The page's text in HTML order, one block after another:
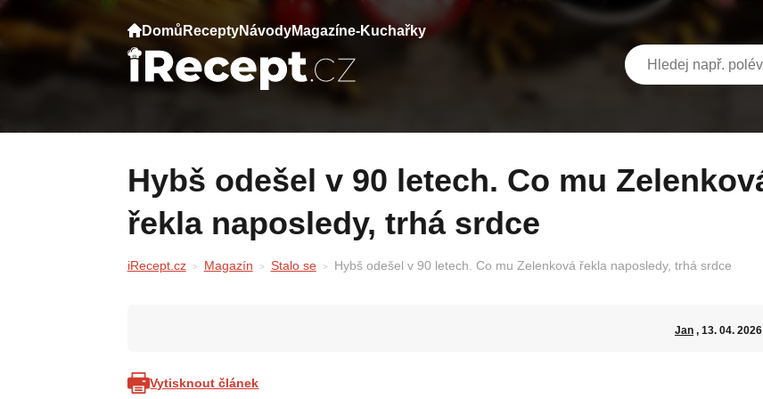
Domů ReceptyNávodyMagazíne-Kuchařky
Hybš odešel v 90 letech. Co mu Zelenková
řekla naposledy, trhá srdce
iRecept.cz Magazín Stalo se Hybš odešel v 90 letech. Co mu Zelenková řekla naposledy, trhá srdce
Jan, 13. 04. 2026
Vytisknout článek